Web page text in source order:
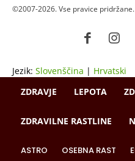
©2007-2026. Vse pravice pridržane.
Jezik: Slovenščina | Hrvatski
ZDRAVJE
LEPOTA
ZDRAVILNE RASTLINE
ASTRO OSEBNA RAST